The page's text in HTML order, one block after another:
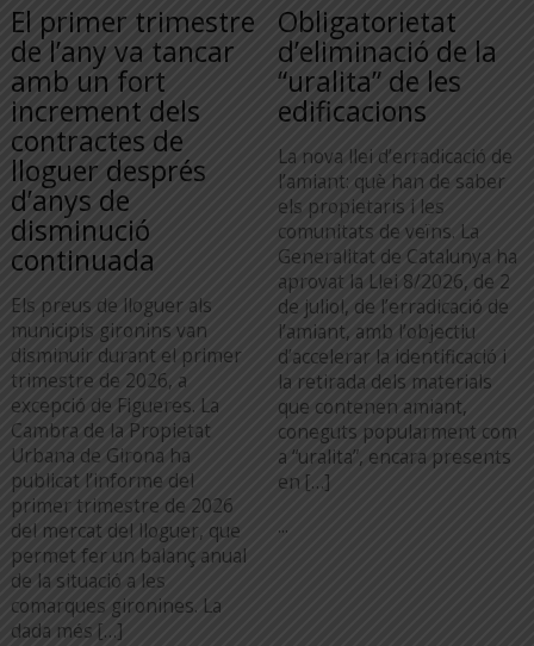
El primer trimestre
de l’any va tancar
amb un fort
increment dels
contractes de
lloguer després
d’anys de
disminució
continuada
Els preus de lloguer als
municipis gironins van
disminuir durant el primer
trimestre de 2026, a
excepció de Figueres. La
Cambra de la Propietat
Urbana de Girona ha
publicat l’informe del
primer trimestre de 2026
del mercat del lloguer, que
permet fer un balanç anual
de la situació a les
comarques gironines. La
dada més […]
Obligatorietat
d’eliminació de la
“uralita” de les
edificacions
La nova llei d’erradicació de
l’amiant: què han de saber
els propietaris i les
comunitats de veïns. La
Generalitat de Catalunya ha
aprovat la Llei 8/2026, de 2
de juliol, de l’erradicació de
l’amiant, amb l’objectiu
d’accelerar la identificació i
la retirada dels materials
que contenen amiant,
coneguts popularment com
a “uralita”, encara presents
en […]
...